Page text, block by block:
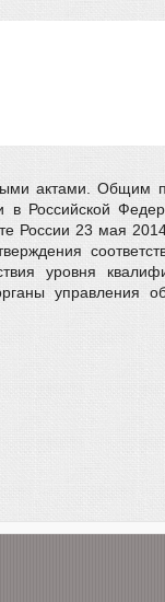
актами. Общим
Российской
23 мая
уровня
управления